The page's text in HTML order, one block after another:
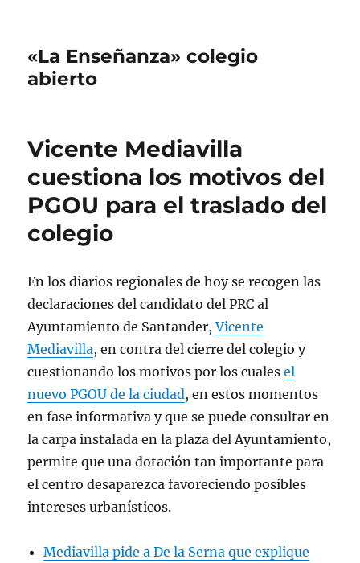
«La Enseñanza» colegio
abierto
Vicente Mediavilla
cuestiona los motivos del
PGOU para el traslado del
colegio
En los diarios regionales de hoy se recogen las
declaraciones del candidato del PRC al
Ayuntamiento de Santander,Vicente
Mediavilla, en contra del cierre del colegio y
cuestionando los motivos por los cualesel
nuevo PGOU de la ciudad, en estos momentos
en fase informativa y que se puede consultar en
la carpa instalada en la plaza del Ayuntamiento,
permite que una dotación tan importante para
el centro desaparezca favoreciendo posibles
intereses urbanísticos.
Mediavilla pide a De la Serna que explique